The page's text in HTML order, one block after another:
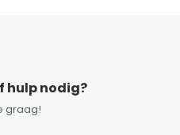
hulp nodig?
graag!